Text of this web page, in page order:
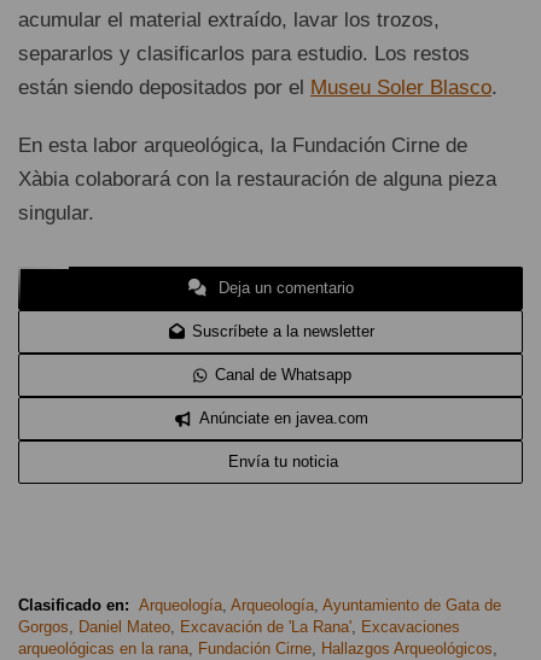
acumular el material extraído, lavar los trozos,
separarlos y clasificarlos para estudio. Los restos
están siendo depositados por el Museu Soler Blasco.
En esta labor arqueológica, la Fundación Cirne de
Xàbia colaborará con la restauración de alguna pieza
singular.
Deja un comentario
Suscríbete a la newsletter
Canal de Whatsapp
Anúnciate en javea.com
Envía tu noticia
Clasificado en: Arqueología, Arqueología, Ayuntamiento de Gata de
Gorgos, Daniel Mateo, Excavación de 'La Rana', Excavaciones
arqueológicas en la rana, Fundación Cirne, Hallazgos Arqueológicos,